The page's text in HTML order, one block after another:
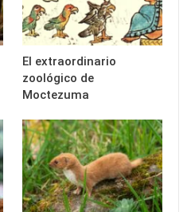
El extraordinario
zoológico de
Moctezuma